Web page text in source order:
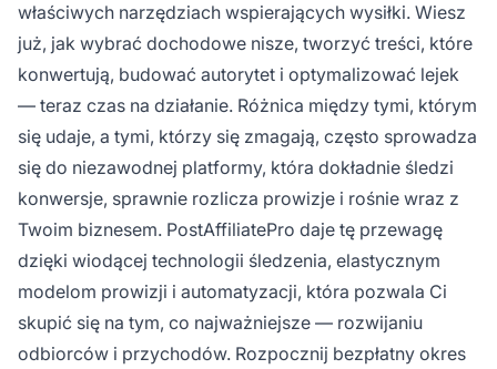
właściwych narzędziach wspierających wysiłki. Wiesz
już, jak wybrać dochodowe nisze, tworzyć treści, które
konwertują, budować autorytet i optymalizować lejek
— teraz czas na działanie. Różnica między tymi, którym
się udaje, a tymi, którzy się zmagają, często sprowadza
się do niezawodnej platformy, która dokładnie śledzi
konwersje, sprawnie rozlicza prowizje i rośnie wraz z
Twoim biznesem. PostAffiliatePro daje tę przewagę
dzięki wiodącej technologii śledzenia, elastycznym
modelom prowizji i automatyzacji, która pozwala Ci
skupić się na tym, co najważniejsze — rozwijaniu
odbiorców i przychodów. Rozpocznij bezpłatny okres